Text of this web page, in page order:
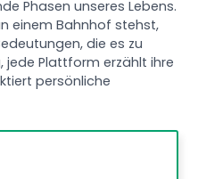
Phasen unseres Lebens.
einem Bahnhof stehst,
die es zu
jede Plattform erzählt ihre
persönliche